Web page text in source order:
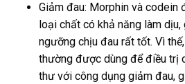
Giảm đau: Morphin và codein
loại chất có khả năng làm
ngưỡng chịu đau rất tốt. Vì
thường được dùng để điều trị
thư với công dụng giảm đau,